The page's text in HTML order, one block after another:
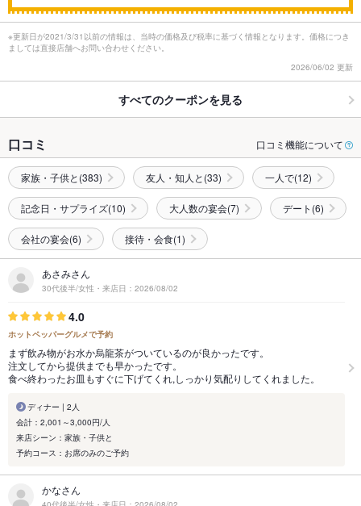
※更新日が2021/3/31以前の情報は、当時の価格及び税率に基づく情報となります。価格につき
ましては直接店舗へお問い合わせください。
2026/06/02 更新
すべてのクーポンを見る
口コミ 口コミ機能について
家族・子供と(383) 友人・知人と(33) 一人で(12)
記念日・サプライズ(10) 大人数の宴会(7) デート(6)
会社の宴会(6) 接待・会食(1)
あさみさん
30代後半/女性・来店日：2026/08/02
4.0
ホットペッパーグルメで予約
まず飲み物がお水か烏龍茶がついているのが良かったです。
注文してから提供までも早かったです。
食べ終わったお皿もすぐに下げてくれ,しっかり気配りしてくれました。
ディナー | 2人
会計：2,001～3,000円/人
来店シーン：家族・子供と
予約コース：お席のみのご予約
かなさん